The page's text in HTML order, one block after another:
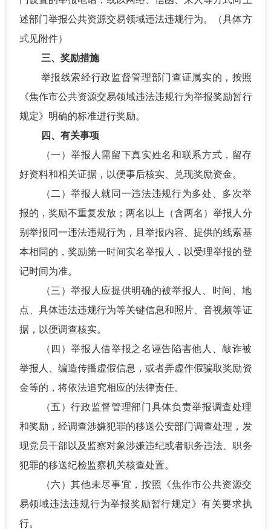
述部门举报公共资源交易领域违法违规行为。（具体方
式见附件）
三、 奖励措施
举报线索经行政监督管理部门查证属实的，按照
《焦作市公共资源交易领域违法违规行为举报奖励暂行
规定》明确的标准进行奖励。
四、 有关事项
（一）举报人需留下真实姓名和联系方式，留存
好资料和相关证据，以便事后核实、兑现奖励资金。
（二）举报人就同一违法违规行为多处、多次举
报的，奖励不重复发放；两名以上（含两名）举报人分
别举报同一违法违规行为，且举报内容、提供的线索基
本相同的，奖励第一时间实名举报人，以受理举报的登
记时间为准。
（三）举报人应提供明确的被举报人、时间、地
点、具体违法违规行为等关键信息和照片、音视频等证
据，以便调查核实。
（四）举报人借举报之名诬告陷害他人、敲诈被
举报人、编造传播虚假信息，或者弄虚作假骗取奖励资
金等的，将依法追究相应的法律责任。
（五）行政监督管理部门具体负责举报调查处理
和奖励，经调查涉嫌犯罪的移送公安部门调查处理，发
现党员干部以及监察对象涉嫌违纪或者职务违法、职务
犯罪的移送纪检监察机关核查处置。
（六）其他未尽事宜，按照《焦作市公共资源交
易领域违法违规行为举报奖励暂行规定》有关要求执
行。